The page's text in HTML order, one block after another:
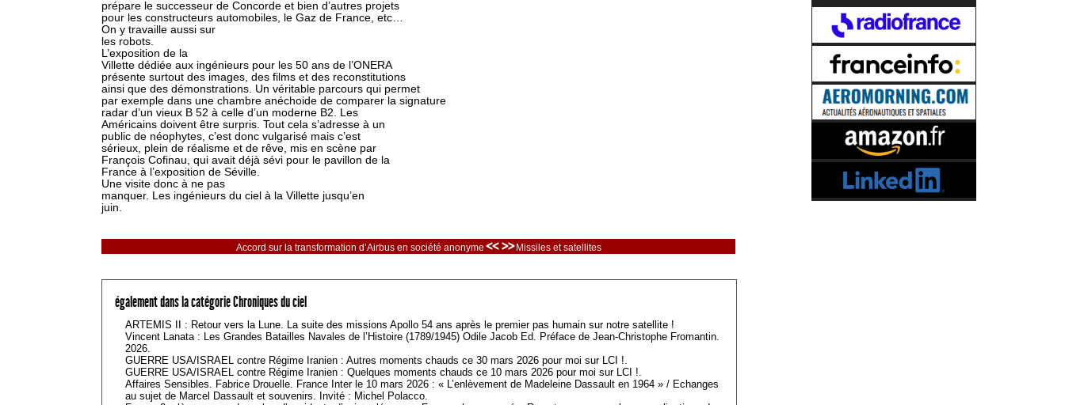
prépare le successeur de Concorde et bien d’autres projets
pour les constructeurs automobiles, le Gaz de France, etc…
On y travaille aussi sur
les robots.
L’exposition de la
Villette dédiée aux ingénieurs pour les 50 ans de l’ONERA
présente surtout des images, des films et des reconstitutions
ainsi que des démonstrations. Un véritable parcours qui permet
par exemple dans une chambre anéchoide de comparer la signature
radar d’un vieux B 52 à celle d’un moderne B2. Les
Américains doivent être surpris. Tout cela s’adresse à un
public de néophytes, c’est donc vulgarisé mais c’est
sérieux, plein de réalisme et de rêve, mis en scène par
François Cofinau, qui avait déjà sévi pour le pavillon de la
France à l’exposition de Séville.
Une visite donc à ne pas
manquer. Les ingénieurs du ciel à la Villette jusqu’en
juin.
Accord sur la transformation d’Airbus en société anonyme << >> Missiles et satellites
également dans la catégorie Chroniques du ciel
ARTEMIS II : Retour vers la Lune. La suite des missions Apollo 54 ans après le premier pas humain sur notre satellite !
Vincent Lanata : Les Grandes Batailles Navales de l’Histoire (1789/1945) Odile Jacob Ed. Préface de Jean-Christophe Fromantin.
2026.
GUERRE USA/ISRAEL contre Régime Iranien : Autres moments chauds ce 30 mars 2026 pour moi sur LCI !.
GUERRE USA/ISRAEL contre Régime Iranien : Quelques moments chauds ce 10 mars 2026 pour moi sur LCI !.
Affaires Sensibles. Fabrice Drouelle. France Inter le 10 mars 2026 : « L’enlèvement de Madeleine Dassault en 1964 » / Echanges
au sujet de Marcel Dassault et souvenirs. Invité : Michel Polacco.